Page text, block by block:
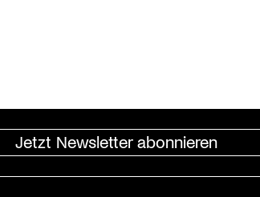
Jetzt Newsletter abonnieren